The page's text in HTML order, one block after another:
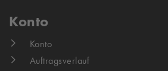
Konto
Konto
Auftragsverlauf